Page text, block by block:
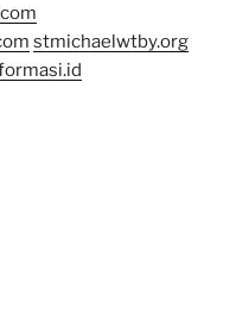
stmichaelwtby.org